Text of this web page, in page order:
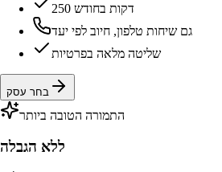
250 דקות בחודש
גם שיחות טלפון, חיוב לפי יעד
שליטה מלאה בפרטיות
בחר עסק
התמורה הטובה ביותר
ללא הגבלה